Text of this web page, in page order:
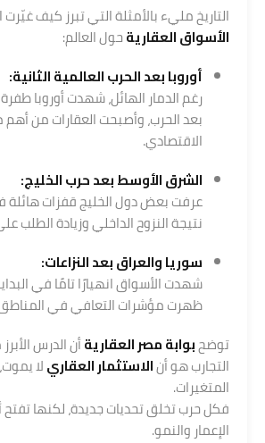
التاريخ مليء بالأمثلة التي تبرز كيف
الأسواق العقاريةحول العالم:
أوروبا بعد الحرب العالمية الثانية:
رغم الدمار الهائل، شهدت أوروبا
بعد الحرب، وأصبحت العقارات من
الاقتصادي.
الشرق الأوسط بعد حرب الخليج:
عرفت بعض دول الخليج قفزات هائلة
نتيجة النزوح الداخلي وزيادة الطلب
سوريا والعراق بعد النزاعات:
شهدت الأسواق انهيارًا تامًا في
ظهرت مؤشرات التعافي في المناطق
توضحبوابة مصر العقاريةأن الدرس
التجارب هو أنالاستثمار العقاريلا
المتغيرات.
فكل حرب تخلق تحديات جديدة، لكنها تفتح
الإعمار والنمو.